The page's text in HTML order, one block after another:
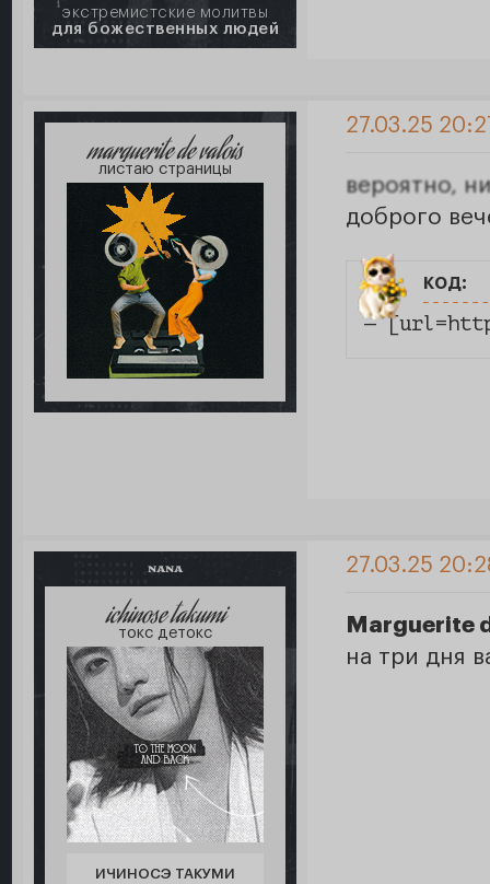
экстремистские молитвы
для божественных людей
marguerite de valois
листаю страницы
27.03.25
вероятно,
доброго
код:
—
NANA
ichinose takumi
токс детокс
ИЧИНОСЭ ТАКУМИ
27.03.25
Marguerite
на три дня